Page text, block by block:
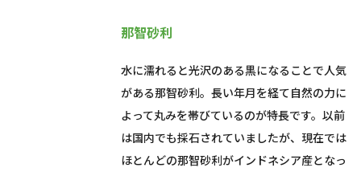
那智砂利
水に濡れると光沢のある黒になることで人気
がある那智砂利。長い年月を経て自然の力に
よって丸みを帯びているのが特長です。以前
は国内でも採石されていましたが、現在では
ほとんどの那智砂利がインドネシア産となっ